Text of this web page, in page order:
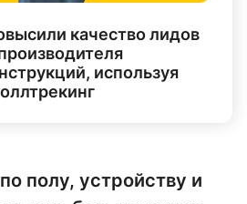
качество лидов
используя
полу, устройству и